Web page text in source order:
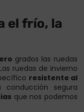
el frío, la
grados las ruedas
ruedas de invierno
resistente al
segura
que nos podemos